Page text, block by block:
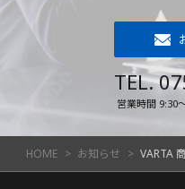
TEL.
営業時間 9:30
HOME お知らせ VARTA